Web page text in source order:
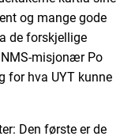
og mange gode
de forskjellige
misjonær Po
for hva UYT kunne
Den første er de